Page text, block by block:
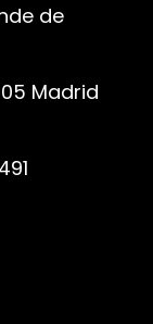
de
Madrid